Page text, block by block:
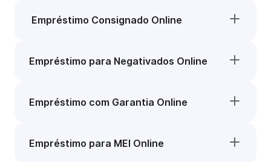
Empréstimo Consignado Online
Empréstimo para Negativados Online
Empréstimo com Garantia Online
Empréstimo para MEI Online